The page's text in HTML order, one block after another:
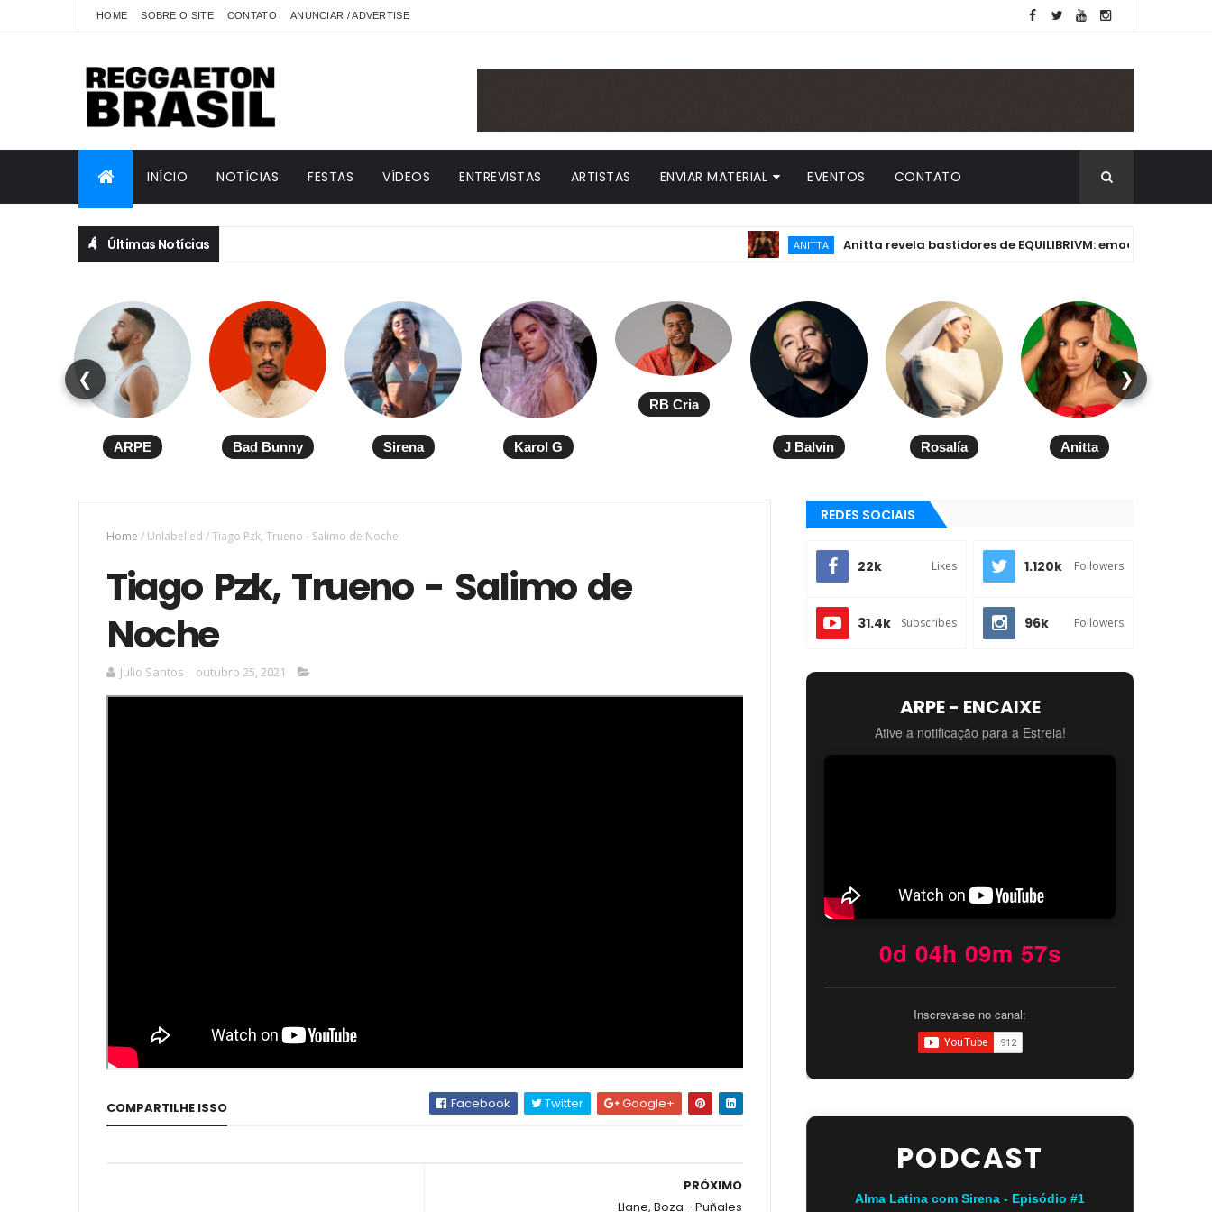
HOME SOBRE O SITE CONTATO ANUNCIAR / ADVERTISE
INÍCIO NOTÍCIAS FESTAS VÍDEOS ENTREVISTAS ARTISTAS ENVIAR MATERIAL EVENTOS CONTATO
Últimas Notícias ANITTA Anitta revela bastidores de EQUILIBRIVM: emoção, essência e
❮
ARPE Bad Bunny Sirena Karol G
RB Cria
J Balvin Rosalía Anitta
❯
Home / Unlabelled /Tiago Pzk, Trueno - Salimo de Noche
Tiago Pzk, Trueno - Salimo de
Noche
Julio Santos outubro 25, 2021
COMPARTILHE ISSO Facebook Twitter Google+
PRÓXIMO
Llane, Boza - Puñales
REDES SOCIAIS
22k Likes 1.120k Followers
31.4k Subscribes 96k Followers
ARPE - ENCAIXE
Ative a notificação para a Estreia!
0d 04h 09m 56s
Inscreva-se no canal:
PODCAST
Alma Latina com Sirena - Episódio #1